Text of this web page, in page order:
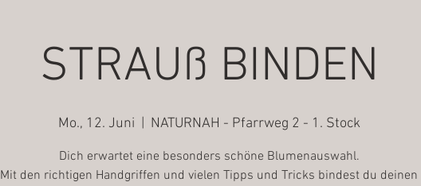
STRAUß BINDEN
Mo., 12. Juni NATURNAH - Pfarrweg 2 - 1. Stock
Dich erwartet eine besonders schöne Blumenauswahl.
Mit den richtigen Handgriffen und vielen Tipps und Tricks bindest du deinen